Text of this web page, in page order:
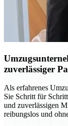
zuverlässiger
Als erfahrenes
Sie Schritt für
und zuverlässigen
reibungslos und